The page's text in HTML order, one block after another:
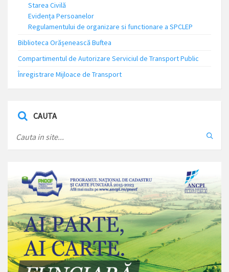
Starea Civilă
Evidența Persoanelor
Regulamentului de organizare si functionare a SPCLEP
Biblioteca Orășenească Buftea
Compartimentul de Autorizare Serviciul de Transport Public
Înregistrare Mijloace de Transport
CAUTA